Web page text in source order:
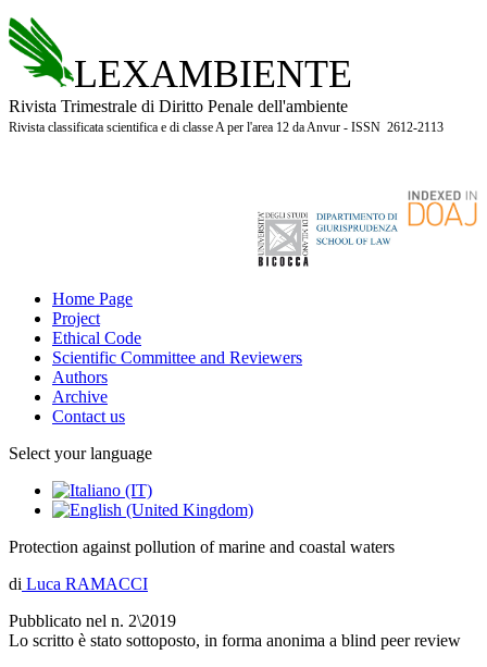
LEXAMBIENTE
Rivista Trimestrale di Diritto Penale dell'ambiente
Rivista classificata scientifica e di classe A per l'area 12 da Anvur - ISSN 2612-2113
Home Page
Project
Ethical Code
Scientific Committee and Reviewers
Authors
Archive
Contact us
Select your language
Protection against pollution of marine and coastal waters
di Luca RAMACCI
Pubblicato nel n. 2\2019
Lo scritto è stato sottoposto, in forma anonima a blind peer review